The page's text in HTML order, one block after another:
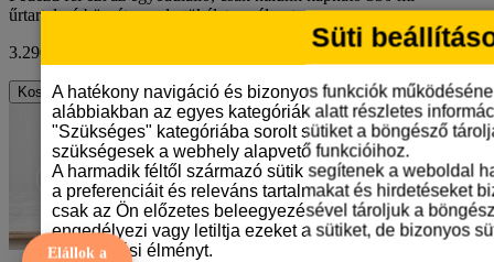
űrtartalmú bögrét, amely tökéletes választ..
3.290 Ft
Kosárba
Elállok a
Süti
A hatékony navigáció és bizonyos funkciók
alábbiakban az egyes kategóriák alatt részletes
"Szükséges" kategóriába sorolt sütiket a böngésző
szükségesek a webhely alapvető funkcióihoz.
A harmadik féltől származó sütik segítenek a weboldal
a preferenciáit és releváns tartalmakat és hirdetéseket
csak az Ön előzetes beleegyezésével tároljuk a
engedélyezi vagy letiltja ezeket a sütiket, de bizonyos
böngészési élményt.